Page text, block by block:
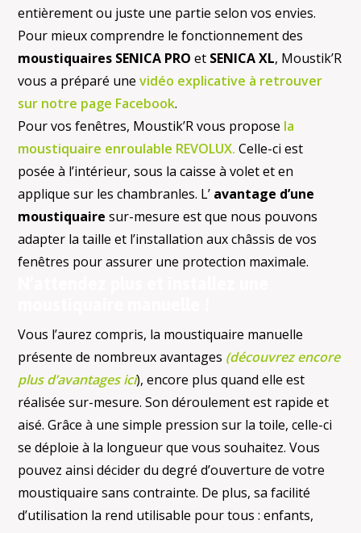
entièrement ou juste une partie selon vos envies.
Pour mieux comprendre le fonctionnement des
moustiquaires SENICA PRO et SENICA XL, Moustik’R
vous a préparé unevidéo explicative à retrouver
sur notre page Facebook.
Pour vos fenêtres, Moustik’R vous propose la
moustiquaire enroulable REVOLUX. Celle-ci est
posée à l’intérieur, sous la caisse à volet et en
applique sur les chambranles. L’ avantage d’une
moustiquaire sur-mesure est que nous pouvons
adapter la taille et l’installation aux châssis de vos
fenêtres pour assurer une protection maximale.
Vous l’aurez compris, la moustiquaire manuelle
présente de nombreux avantages (découvrez encore
plus d’avantages ici), encore plus quand elle est
réalisée sur-mesure. Son déroulement est rapide et
aisé. Grâce à une simple pression sur la toile, celle-ci
se déploie à la longueur que vous souhaitez. Vous
pouvez ainsi décider du degré d’ouverture de votre
moustiquaire sans contrainte. De plus, sa facilité
d’utilisation la rend utilisable pour tous : enfants,